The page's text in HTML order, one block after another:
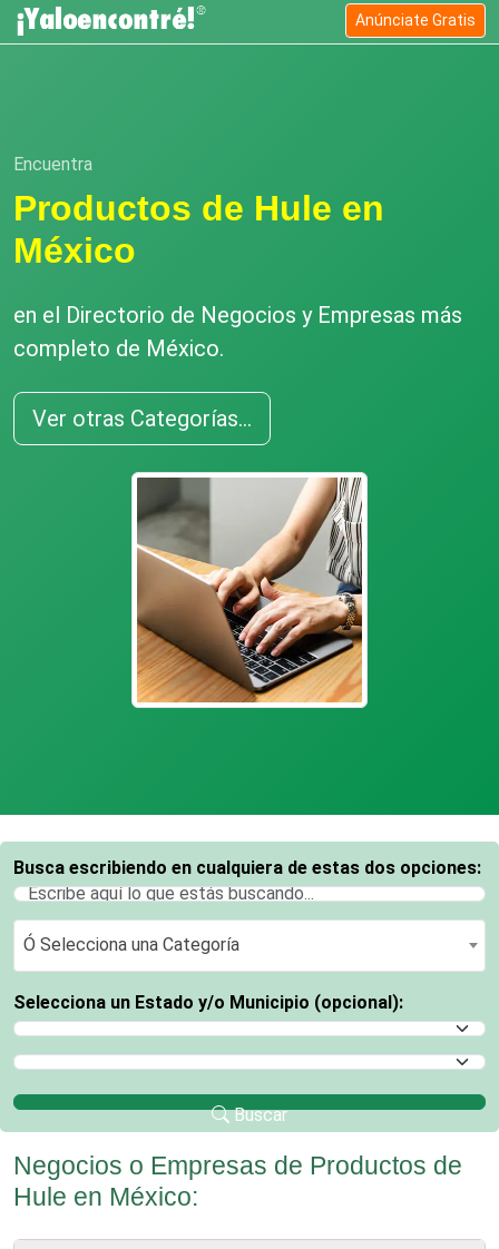
Anúnciate Gratis
Encuentra
Productos de Hule en
México
en el Directorio de Negocios y Empresas más
completo de México.
Ver otras Categorías...
Busca escribiendo en cualquiera de estas dos opciones:
Ó Selecciona una Categoría
Ó Selecciona una Categoría
Selecciona un Estado y/o Municipio (opcional):
Selecciona un Estado
Selecciona un Municipio
Buscar
Negocios o Empresas de Productos de
Hule en México: